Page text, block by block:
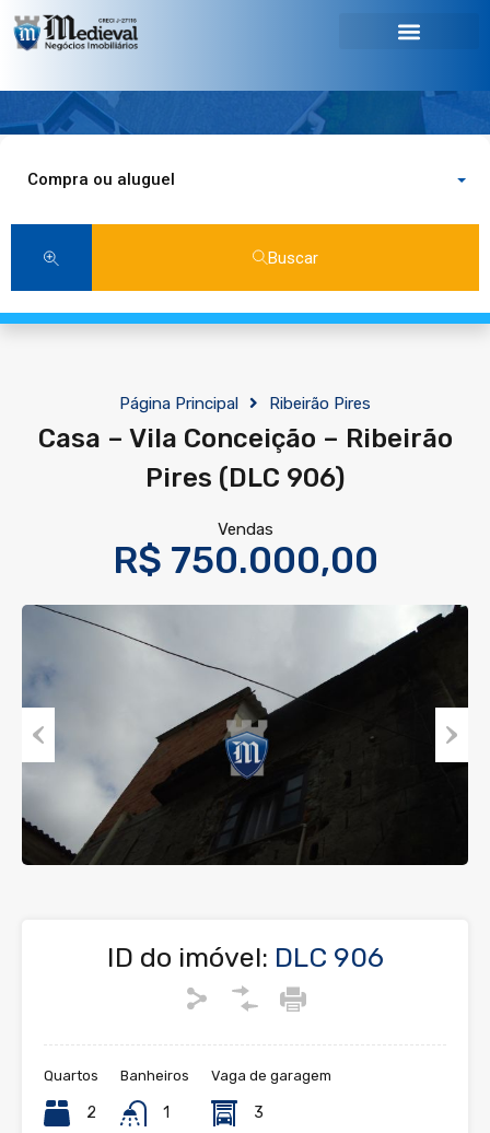
Compra ou aluguel
Buscar
Página Principal Ribeirão Pires
Casa – Vila Conceição – Ribeirão
Pires (DLC 906)
Vendas
R$ 750.000,00
ID do imóvel: DLC 906
Quartos
2
Banheiros
1
Vaga de garagem
3